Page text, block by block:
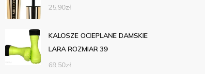
25,90zł
KALOSZE OCIEPLANE DAMSKIE
LARA ROZMIAR 39
69,50zł